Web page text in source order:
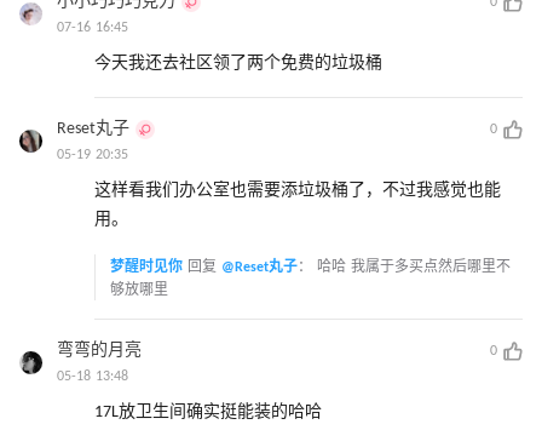
07-16 16:45
今天我还去社区领了两个免费的垃圾桶
Reset丸子
0
05-19 20:35
这样看我们办公室也需要添垃圾桶了，不过我感觉也能
用。
梦醒时见你 回复 @Reset丸子： 哈哈 我属于多买点然后哪里不
够放哪里
弯弯的月亮
0
05-18 13:48
17L放卫生间确实挺能装的哈哈